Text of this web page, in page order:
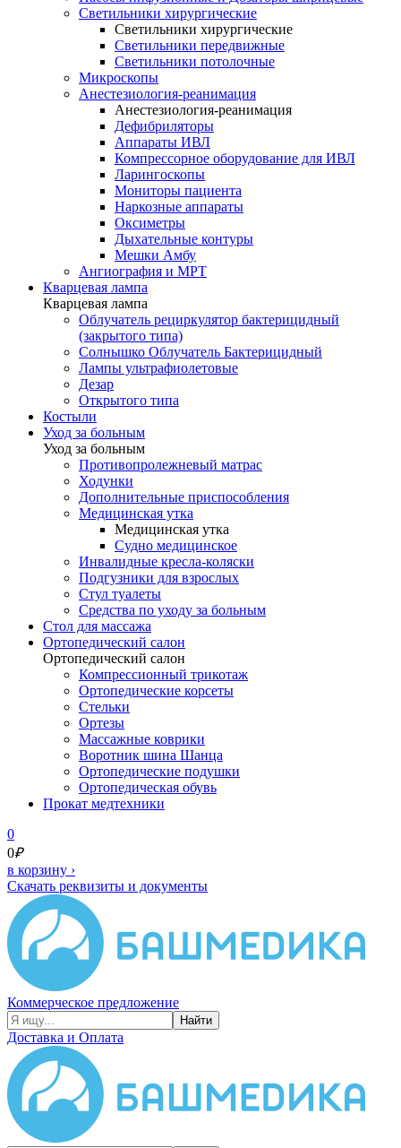
Светильники хирургические
Светильники хирургические
Светильники передвижные
Светильники потолочные
Микроскопы
Анестезиология-реанимация
Анестезиология-реанимация
Дефибриляторы
Аппараты ИВЛ
Компрессорное оборудование для ИВЛ
Ларингоскопы
Мониторы пациента
Наркозные аппараты
Оксиметры
Дыхательные контуры
Мешки Амбу
Ангиография и МРТ
Кварцевая лампа
Кварцевая лампа
Облучатель рециркулятор бактерицидный
(закрытого типа)
Солнышко Облучатель Бактерицидный
Лампы ультрафиолетовые
Дезар
Открытого типа
Костыли
Уход за больным
Уход за больным
Противопролежневый матрас
Ходунки
Дополнительные приспособления
Медицинская утка
Медицинская утка
Судно медицинское
Инвалидные кресла-коляски
Подгузники для взрослых
Стул туалеты
Средства по уходу за больным
Cтол для массажа
Ортопедический салон
Ортопедический салон
Компрессионный трикотаж
Ортопедические корсеты
Стельки
Ортезы
Массажные коврики
Воротник шина Шанца
Ортопедические подушки
Ортопедическая обувь
Прокат медтехники
0
0₽
в корзину ›
Скачать реквизиты и документы
Коммерческое предложение
Найти
Доставка и Оплата